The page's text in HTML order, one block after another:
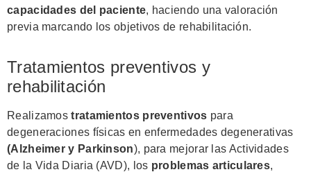
capacidades del paciente, haciendo una valoración
previa marcando los objetivos de rehabilitación.
Tratamientos preventivos y
rehabilitación
Realizamostratamientos preventivos para
degeneraciones físicas en enfermedades degenerativas
(Alzheimer y Parkinson), para mejorar las Actividades
de la Vida Diaria (AVD), los problemas articulares,